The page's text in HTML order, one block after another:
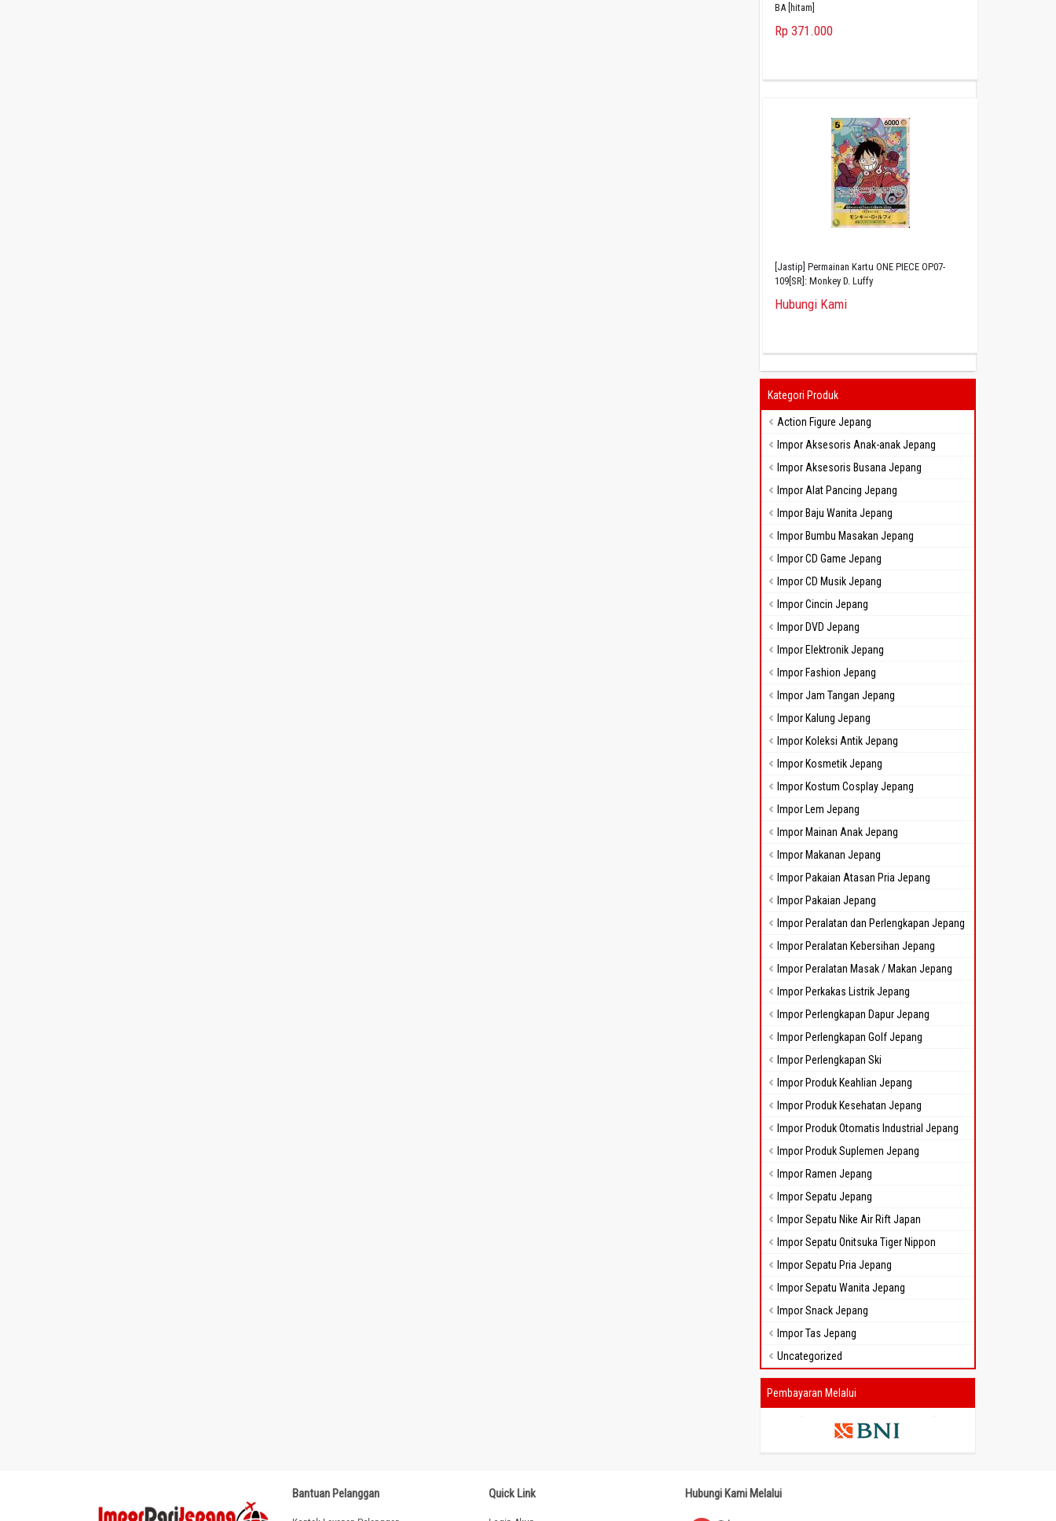
BA [hitam]
Rp 371.000
[Jastip] Permainan Kartu ONE PIECE OP07-
109[SR]: Monkey D. Luffy
Hubungi Kami
Kategori Produk
Action Figure Jepang
Impor Aksesoris Anak-anak Jepang
Impor Aksesoris Busana Jepang
Impor Alat Pancing Jepang
Impor Baju Wanita Jepang
Impor Bumbu Masakan Jepang
Impor CD Game Jepang
Impor CD Musik Jepang
Impor Cincin Jepang
Impor DVD Jepang
Impor Elektronik Jepang
Impor Fashion Jepang
Impor Jam Tangan Jepang
Impor Kalung Jepang
Impor Koleksi Antik Jepang
Impor Kosmetik Jepang
Impor Kostum Cosplay Jepang
Impor Lem Jepang
Impor Mainan Anak Jepang
Impor Makanan Jepang
Impor Pakaian Atasan Pria Jepang
Impor Pakaian Jepang
Impor Peralatan dan Perlengkapan Jepang
Impor Peralatan Kebersihan Jepang
Impor Peralatan Masak / Makan Jepang
Impor Perkakas Listrik Jepang
Impor Perlengkapan Dapur Jepang
Impor Perlengkapan Golf Jepang
Impor Perlengkapan Ski
Impor Produk Keahlian Jepang
Impor Produk Kesehatan Jepang
Impor Produk Otomatis Industrial Jepang
Impor Produk Suplemen Jepang
Impor Ramen Jepang
Impor Sepatu Jepang
Impor Sepatu Nike Air Rift Japan
Impor Sepatu Onitsuka Tiger Nippon
Impor Sepatu Pria Jepang
Impor Sepatu Wanita Jepang
Impor Snack Jepang
Impor Tas Jepang
Uncategorized
Pembayaran Melalui
Bantuan Pelanggan Quick Link Hubungi Kami Melalui